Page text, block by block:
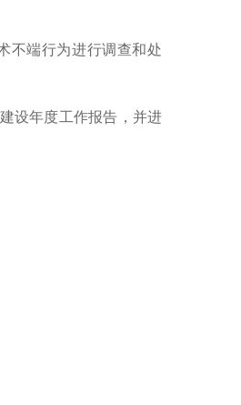
不端行为进行调查和处
设年度工作报告，并进